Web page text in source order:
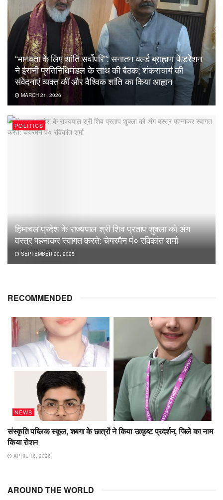
“मानवता के लिए शांति सर्वोपरि”: सनातन वर्ल्ड ब्राह्मण फेडरेशन
ने ईरानी प्रतिनिधिमंडल के साथ की बैठक; शंकराचार्य की
संवेदनाएं व्यक्त कीं और वैश्विक शांति का किया आह्वान
MARCH 21, 2026
POLITICS
हिमाचल प्रदेश के राज्यपाल श्री शिव प्रताप शुक्ला को अंग
वस्त्र पहनाकर स्वागत करते: चेयरमैन पं० रविकांत शर्मा
SEPTEMBER 20, 2025
RECOMMENDED
NEWS
संस्कृति पब्लिक स्कूल, शबगा के छात्रों ने किया उत्कृष्ट प्रदर्शन, जिले का नाम
किया रोशन
APRIL 16, 2026
AROUND THE WORLD